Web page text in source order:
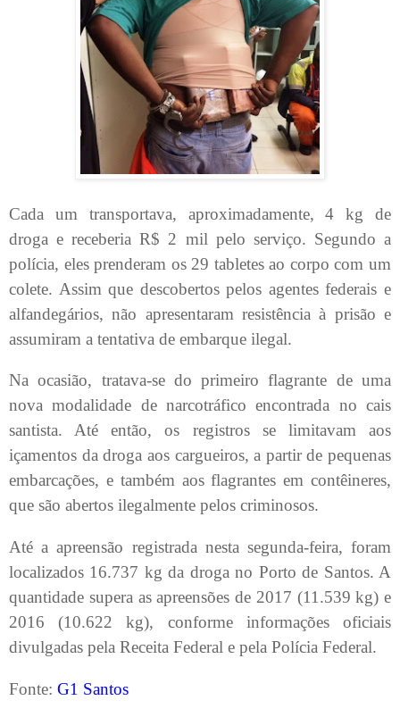
Cada um transportava, aproximadamente, 4 kg de
droga e receberia R$ 2 mil pelo serviço. Segundo a
polícia, eles prenderam os 29 tabletes ao corpo com um
colete. Assim que descobertos pelos agentes federais e
alfandegários, não apresentaram resistência à prisão e
assumiram a tentativa de embarque ilegal.
Na ocasião, tratava-se do primeiro flagrante de uma
nova modalidade de narcotráfico encontrada no cais
santista. Até então, os registros se limitavam aos
içamentos da droga aos cargueiros, a partir de pequenas
embarcações, e também aos flagrantes em contêineres,
que são abertos ilegalmente pelos criminosos.
Até a apreensão registrada nesta segunda-feira, foram
localizados 16.737 kg da droga no Porto de Santos. A
quantidade supera as apreensões de 2017 (11.539 kg) e
2016 (10.622 kg), conforme informações oficiais
divulgadas pela Receita Federal e pela Polícia Federal.
Fonte: G1 Santos